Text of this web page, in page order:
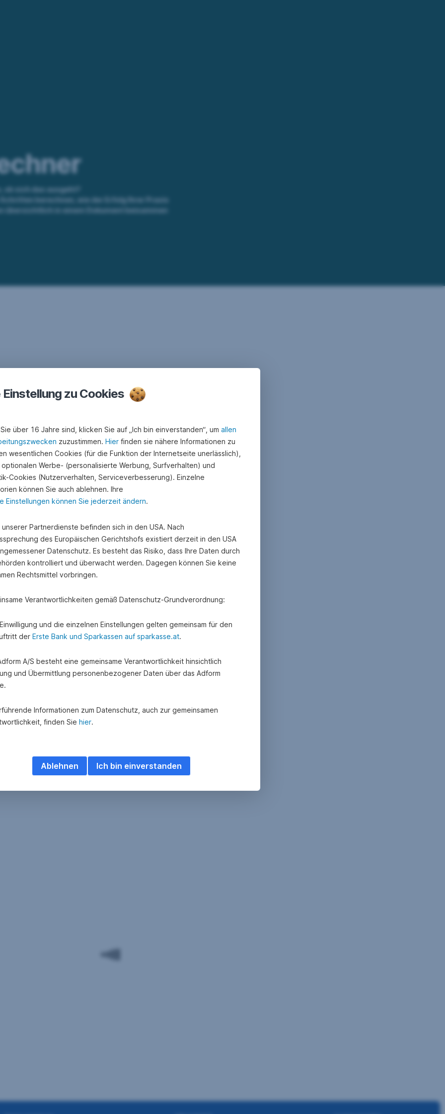
sich das ausgeht?
berechnen, wie der Erfolg Ihrer Praxis
übersichtlich in einem Dokument beisammen
Sie uns
Einstellung zu Cookies
über 16 Jahre sind, klicken Sie auf „Ich bin einverstanden“, um allen
zuzustimmen. Hier finden sie nähere Informationen zu
wesentlichen Cookies (für die Funktion der Internetseite unerlässlich),
Werbe- (personalisierte Werbung, Surfverhalten) und
Cookies (Nutzerverhalten, Serviceverbesserung). Einzelne
können Sie auch ablehnen. Ihre
Einstellungen können Sie jederzeit ändern.
unserer Partnerdienste befinden sich in den USA. Nach
des Europäischen Gerichtshofs existiert derzeit in den USA
Datenschutz. Es besteht das Risiko, dass Ihre Daten durch
kontrolliert und überwacht werden. Dagegen können Sie keine
Rechtsmittel vorbringen.
Verantwortlichkeiten gemäß Datenschutz-Grundverordnung:
und die einzelnen Einstellungen gelten gemeinsam für den
der Erste Bank und Sparkassen auf sparkasse.at.
A/S besteht eine gemeinsame Verantwortlichkeit hinsichtlich
und Übermittlung personenbezogener Daten über das Adform
Informationen zum Datenschutz, auch zur gemeinsamen
finden Sie hier.
Ich bin einverstanden
Ablehnen